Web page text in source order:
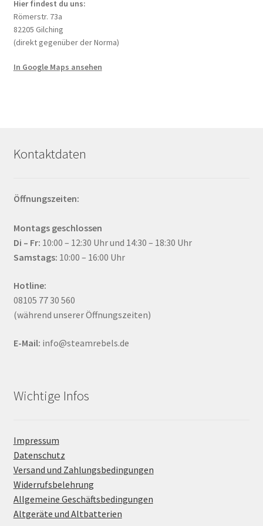
Hier findest du uns:
Römerstr. 73a
82205 Gilching
(direkt gegenüber der Norma)
In Google Maps ansehen
Kontaktdaten
Öffnungszeiten:
Montags geschlossen
Di – Fr: 10:00 – 12:30 Uhr und 14:30 – 18:30 Uhr
Samstags: 10:00 – 16:00 Uhr
Hotline:
08105 77 30 560
(während unserer Öffnungszeiten)
E-Mail: info@steamrebels.de
Wichtige Infos
Impressum
Datenschutz
Versand und Zahlungsbedingungen
Widerrufsbelehrung
Allgemeine Geschäftsbedingungen
Altgeräte und Altbatterien